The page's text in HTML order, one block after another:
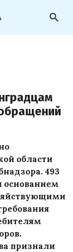
search
области
493
основанием
признали